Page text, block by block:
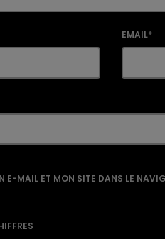
EMAIL*
E-MAIL ET MON SITE DANS LE